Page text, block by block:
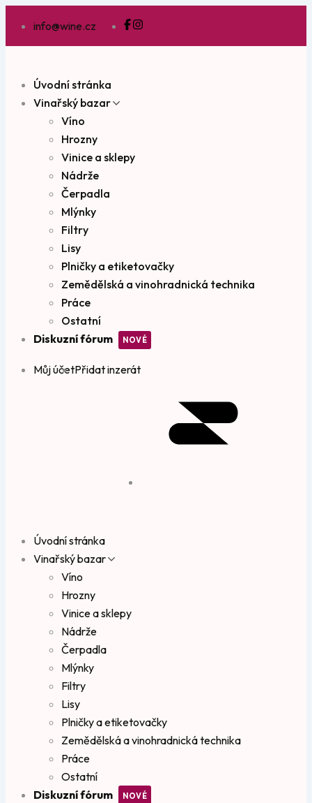
info@wine.cz
Úvodní stránka
Vinařský bazar
Víno
Hrozny
Vinice a sklepy
Nádrže
Čerpadla
Mlýnky
Filtry
Lisy
Plničky a etiketovačky
Zemědělská a vinohradnická technika
Práce
Ostatní
Diskuzní fórum
Můj účetPřidat inzerát
Úvodní stránka
Vinařský bazar
Víno
Hrozny
Vinice a sklepy
Nádrže
Čerpadla
Mlýnky
Filtry
Lisy
Plničky a etiketovačky
Zemědělská a vinohradnická technika
Práce
Ostatní
Diskuzní fórum